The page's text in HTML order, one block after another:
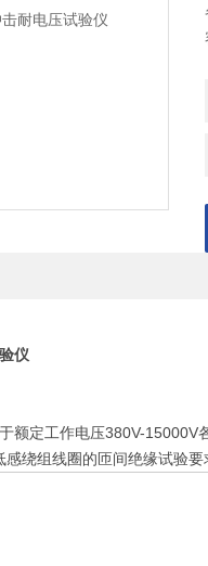
仪
额定工作电压380V-
绕组线圈的匝间绝缘试验要